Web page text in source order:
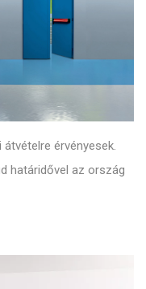
érvényesek.
határidővel az ország